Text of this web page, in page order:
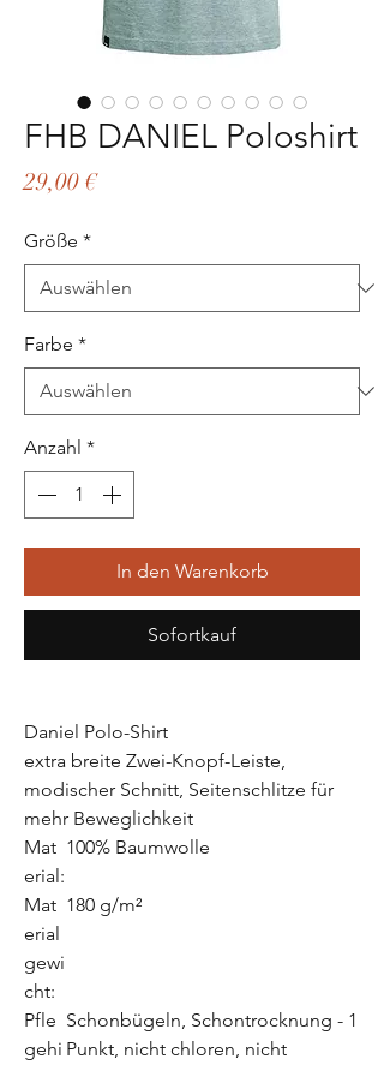
FHB DANIEL Poloshirt
29,00 €Preis
Größe *
Farbe *
Anzahl *
In den Warenkorb
Sofortkauf
Daniel Polo-Shirt
extra breite Zwei-Knopf-Leiste,
modischer Schnitt, Seitenschlitze für
mehr Beweglichkeit
Mat
erial:
100% Baumwolle
Mat
erial
gewi
cht:
180 g/m²
Pfle
gehi
Schonbügeln, Schontrocknung - 1
Punkt, nicht chloren, nicht